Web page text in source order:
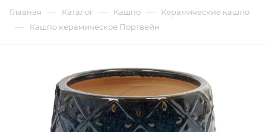
Главная — Каталог — Кашпо — Керамические кашпо
— Кашпо керамическое Портвейн